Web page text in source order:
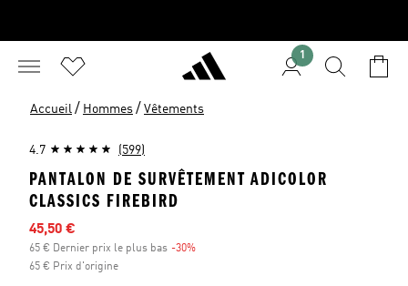
1
Accueil / Hommes / Vêtements
4.7 (599)
PANTALON DE SURVÊTEMENT ADICOLOR
CLASSICS FIREBIRD
Prix en promo
45,50 €
65 € Dernier prix le plus bas -30%
65 € Prix d'origine